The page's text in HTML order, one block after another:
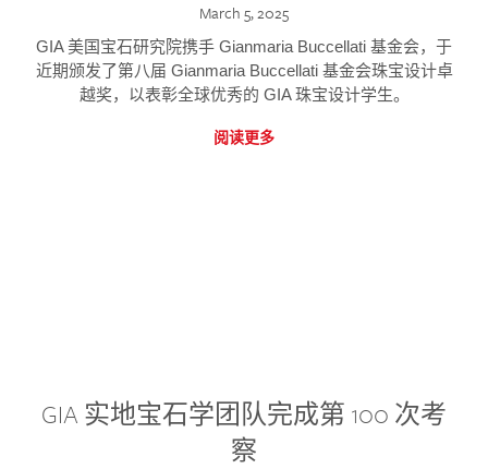
March 5, 2025
GIA 美国宝石研究院携手 Gianmaria Buccellati 基金会，于
近期颁发了第八届 Gianmaria Buccellati 基金会珠宝设计卓
越奖，以表彰全球优秀的 GIA 珠宝设计学生。
阅读更多
GIA 实地宝石学团队完成第 100 次考
察